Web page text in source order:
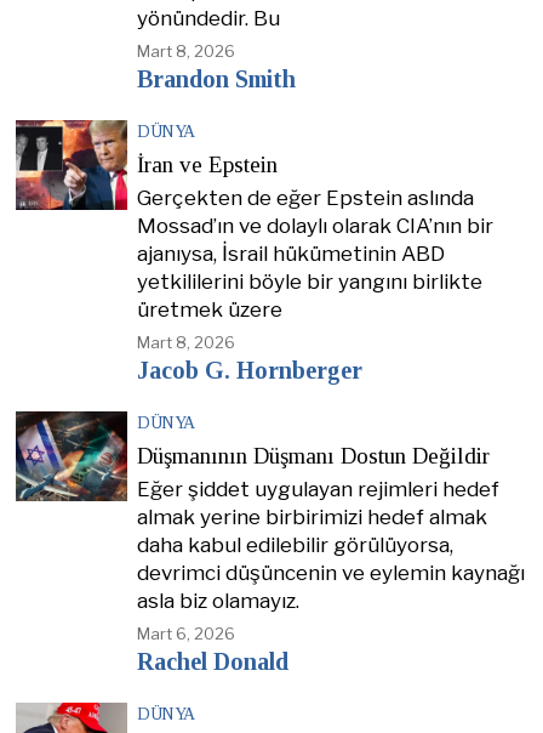
yönündedir. Bu
Mart 8, 2026
Brandon Smith
DÜNYA
İran ve Epstein
Gerçekten de eğer Epstein aslında
Mossad’ın ve dolaylı olarak CIA’nın bir
ajanıysa, İsrail hükümetinin ABD
yetkililerini böyle bir yangını birlikte
üretmek üzere
Mart 8, 2026
Jacob G. Hornberger
DÜNYA
Düşmanının Düşmanı Dostun Değildir
Eğer şiddet uygulayan rejimleri hedef
almak yerine birbirimizi hedef almak
daha kabul edilebilir görülüyorsa,
devrimci düşüncenin ve eylemin kaynağı
asla biz olamayız.
Mart 6, 2026
Rachel Donald
DÜNYA